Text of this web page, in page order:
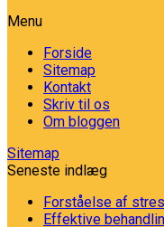
Menu
Forside
Sitemap
Kontakt
Skriv til os
Om bloggen
Sitemap
Seneste indlæg
Forståelse af
Effektive